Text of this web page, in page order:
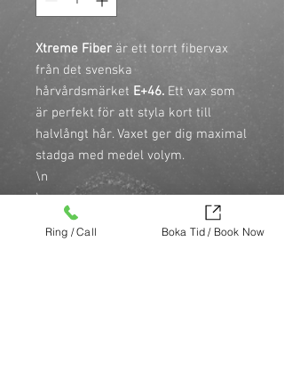
Xtreme Fiber är ett torrt fibervax
från det svenska
hårvårdsmärket E+46. Ett vax som
är perfekt för att styla kort till
halvlångt hår. Vaxet ger dig maximal
stadga med medel volym.
\n
\n
\n Användning:
Ring / Call Boka Tid / Book Now